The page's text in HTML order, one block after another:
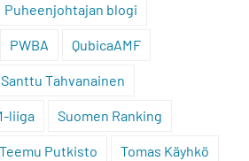
Puheenjohtajan blogi
PWBA QubicaAMF
Santtu Tahvanainen
liiga Suomen Ranking
Teemu Putkisto Tomas Käyhkö